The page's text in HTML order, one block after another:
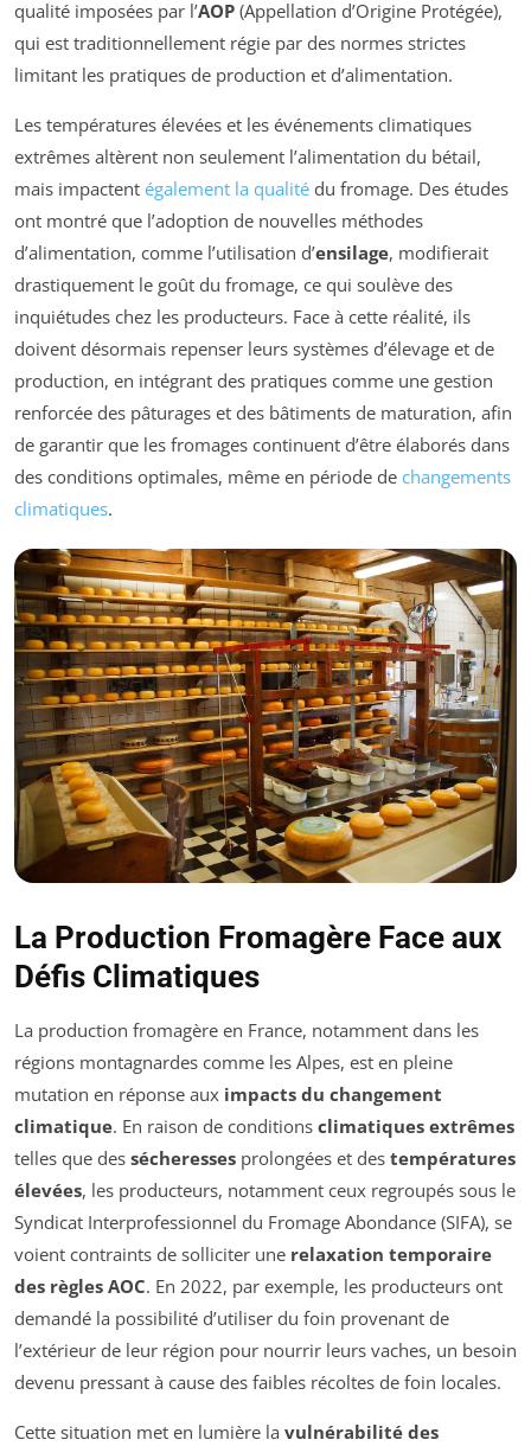
qualité imposées par l’AOP (Appellation d’Origine Protégée),
qui est traditionnellement régie par des normes strictes
limitant les pratiques de production et d’alimentation.
Les températures élevées et les événements climatiques
extrêmes altèrent non seulement l’alimentation du bétail,
mais impactent également la qualité du fromage. Des études
ont montré que l’adoption de nouvelles méthodes
d’alimentation, comme l’utilisation d’ensilage, modifierait
drastiquement le goût du fromage, ce qui soulève des
inquiétudes chez les producteurs. Face à cette réalité, ils
doivent désormais repenser leurs systèmes d’élevage et de
production, en intégrant des pratiques comme une gestion
renforcée des pâturages et des bâtiments de maturation, afin
de garantir que les fromages continuent d’être élaborés dans
des conditions optimales, même en période de changements
climatiques.
La Production Fromagère Face aux
Défis Climatiques
La production fromagère en France, notamment dans les
régions montagnardes comme les Alpes, est en pleine
mutation en réponse aux impacts du changement
climatique. En raison de conditions climatiques extrêmes
telles que des sécheresses prolongées et des températures
élevées, les producteurs, notamment ceux regroupés sous le
Syndicat Interprofessionnel du Fromage Abondance (SIFA), se
voient contraints de solliciter une relaxation temporaire
des règles AOC. En 2022, par exemple, les producteurs ont
demandé la possibilité d’utiliser du foin provenant de
l’extérieur de leur région pour nourrir leurs vaches, un besoin
devenu pressant à cause des faibles récoltes de foin locales.
Cette situation met en lumière la vulnérabilité des